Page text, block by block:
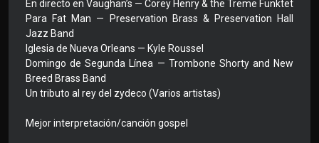
En directo en Vaughan’s — Corey Henry & the Treme Funktet
Para Fat Man — Preservation Brass & Preservation Hall
Jazz Band
Iglesia de Nueva Orleans — Kyle Roussel
Domingo de Segunda Línea — Trombone Shorty and New
Breed Brass Band
Un tributo al rey del zydeco (Varios artistas)
Mejor interpretación/canción gospel